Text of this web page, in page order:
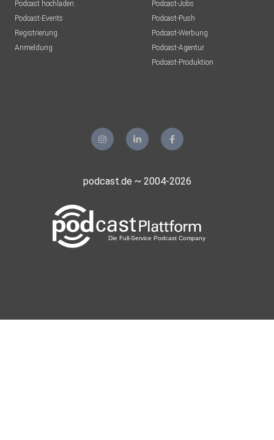
Podcast hochladen
Podcast-Events
Registrierung
Anmeldung
Podcast-Jobs
Podcast-Push
Podcast-Werbung
Podcast-Agentur
Podcast-Produktion
podcast.de ~ 2004-2026